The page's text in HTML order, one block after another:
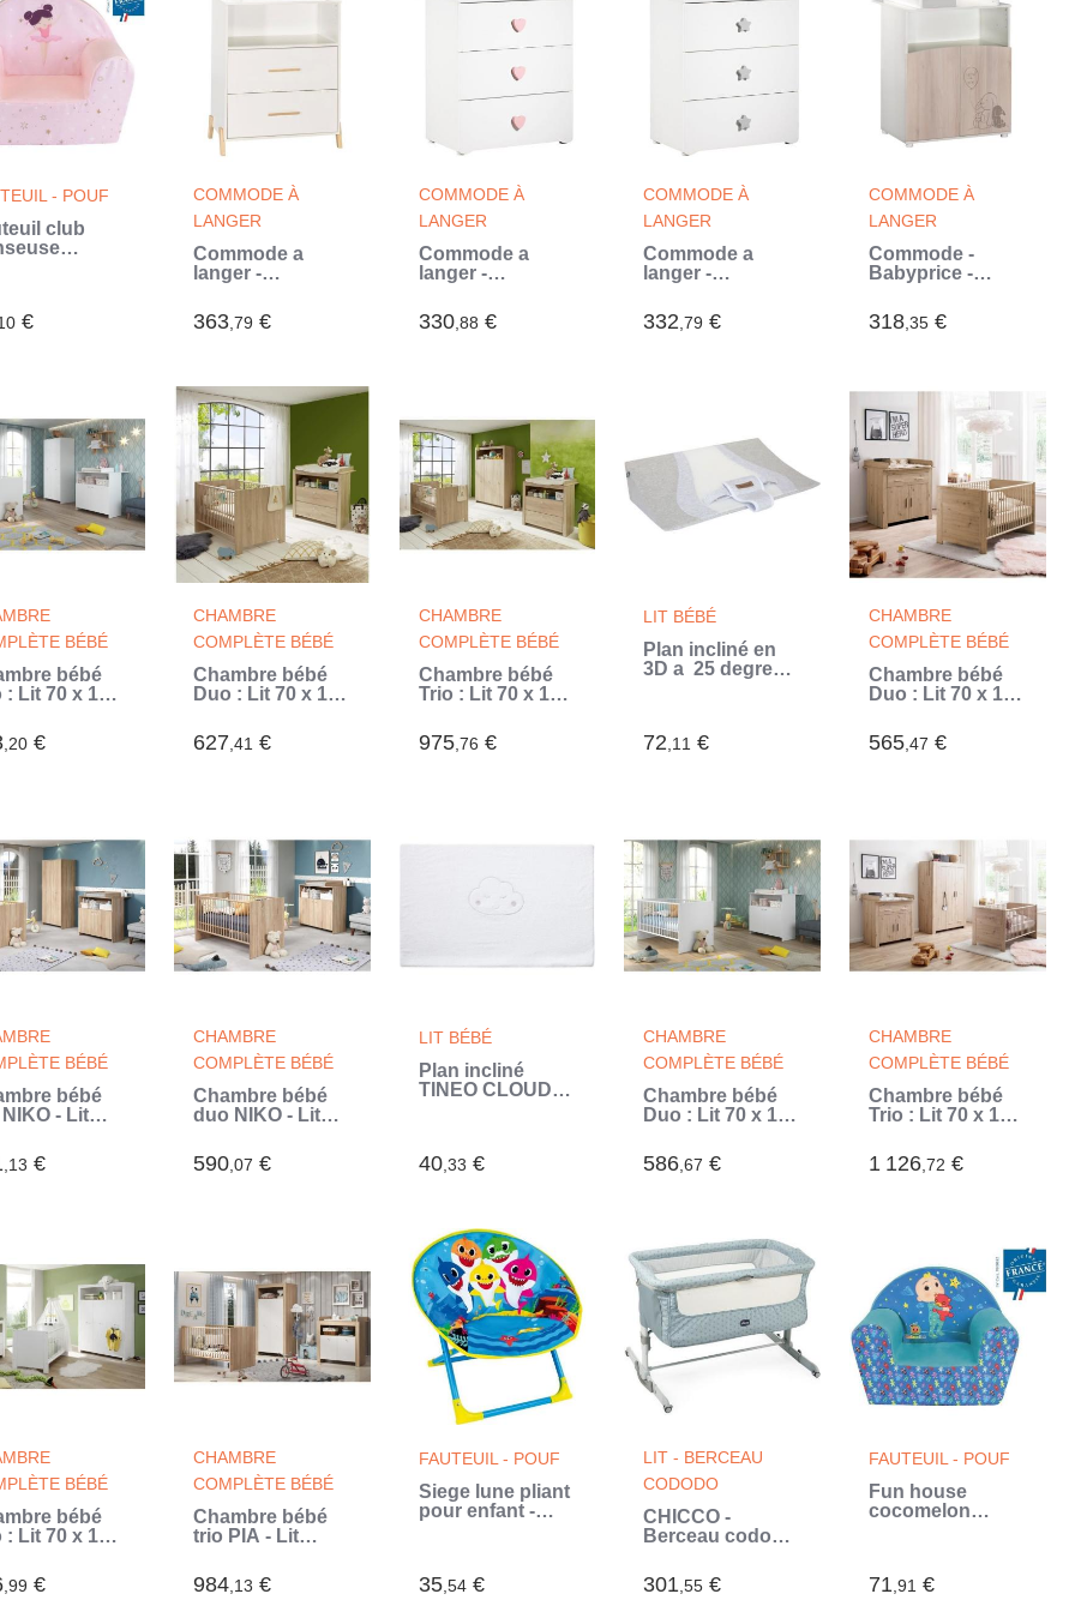
- POUF
club
x H.42 cm -
€
COMMODE À
LANGER
Commode a
langer -
Naturel - 2 tiroirs
- 1 niche - Blanc -
(Blanc)
363,79 €
COMMODE À
LANGER
Commode a
langer -
Basic - 3 tiroirs -
En bois -
330,88 €
COMMODE À
LANGER
Commode a
langer -
Basic - 3 tiroirs -
Blanche -
332,79 €
COMMODE À
LANGER
Commode -
Babyprice -
portes - Une
niche -
318,35 €
BÉBÉ
bébé
: Lit 70 x 140
+
NIKO -
,20 €
CHAMBRE
COMPLÈTE BÉBÉ
Chambre bébé
Duo : Lit 70 x 140
a langer OLIVIA -
Chene - TREND
627,41 €
CHAMBRE
COMPLÈTE BÉBÉ
Chambre bébé
Trio : Lit 70 x 140
a langer +
Armoire OLIVIA -
975,76 €
LIT BÉBÉ
Plan incliné en
3D a 25 degres -
72,11 €
CHAMBRE
COMPLÈTE BÉBÉ
Chambre bébé
Duo : Lit 70 x 140
a langer AHOI -
Chene - TREND
565,47 €
BÉBÉ
bébé
- Lit
a
2 portes +
,13 €
CHAMBRE
COMPLÈTE BÉBÉ
Chambre bébé
duo NIKO - Lit
Commode a
langer 2 portes -
590,07 €
LIT BÉBÉ
Plan incliné
TINEO CLOUDY -
40,33 €
CHAMBRE
COMPLÈTE BÉBÉ
Chambre bébé
Duo : Lit 70 x 140
a langer NIKO -
Blanc - TREND
586 ,67 €
CHAMBRE
COMPLÈTE BÉBÉ
Chambre bébé
Trio : Lit 70 x 140
a langer +
Armoire AHOI -
1 126 ,72 €
BÉBÉ
bébé
: Lit 70 x 140
+
OLIVIA -
,99 €
CHAMBRE
COMPLÈTE BÉBÉ
Chambre bébé
trio PIA - Lit
Commode a
langer 2 portes +
984,13 €
FAUTEUIL - POUF
Siege lune pliant
pour enfant -
L.54x P.45 cm
35,54€
LIT - BERCEAU
CODODO
CHICCO -
Berceau cododo
Sage
301 ,55 €
FAUTEUIL - POUF
Fun house
cocomelon
garantie h.42 x
71 ,91 €